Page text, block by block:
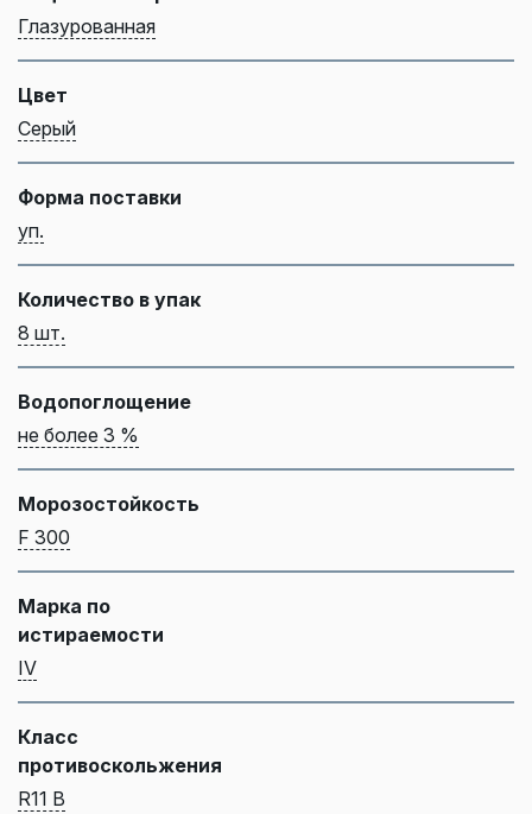
Глазурованная
Цвет
Серый
Форма поставки
уп.
Количество в упак
8 шт.
Водопоглощение
не более 3 %
Морозостойкость
F 300
Марка по
истираемости
IV
Класс
противоскольжения
R11 В